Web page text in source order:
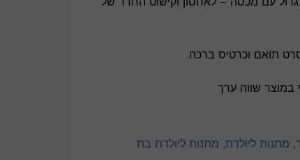
תואם וכרטיס ברכה.
במוצר שווה ערך
, מתנות ליולדת, מתנות ליולדת בת